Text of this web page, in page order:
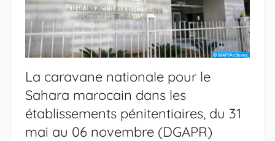
La caravane nationale pour le
Sahara marocain dans les
établissements pénitentiaires, du 31
mai au 06 novembre (DGAPR)